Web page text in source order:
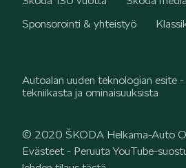
RALLI
Sponsorointi & yhteistyö
Autoalan uuden teknologian esite
tekniikasta ja ominaisuuksista
© 2020 ŠKODA Helkama-Auto
Evästeet- Peruuta YouTube-